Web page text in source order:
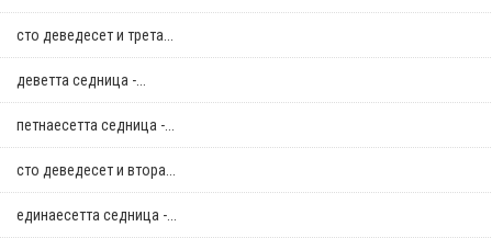
сто деведесет и трета...
деветта седница -...
петнаесетта седница -...
сто деведесет и втора...
единаесетта седница -...